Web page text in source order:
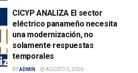
CICYP ANALIZA El sector
eléctrico panameño necesita
una modernización, no
solamente respuestas
temporales
BYADMIN AGOSTO 5, 2026